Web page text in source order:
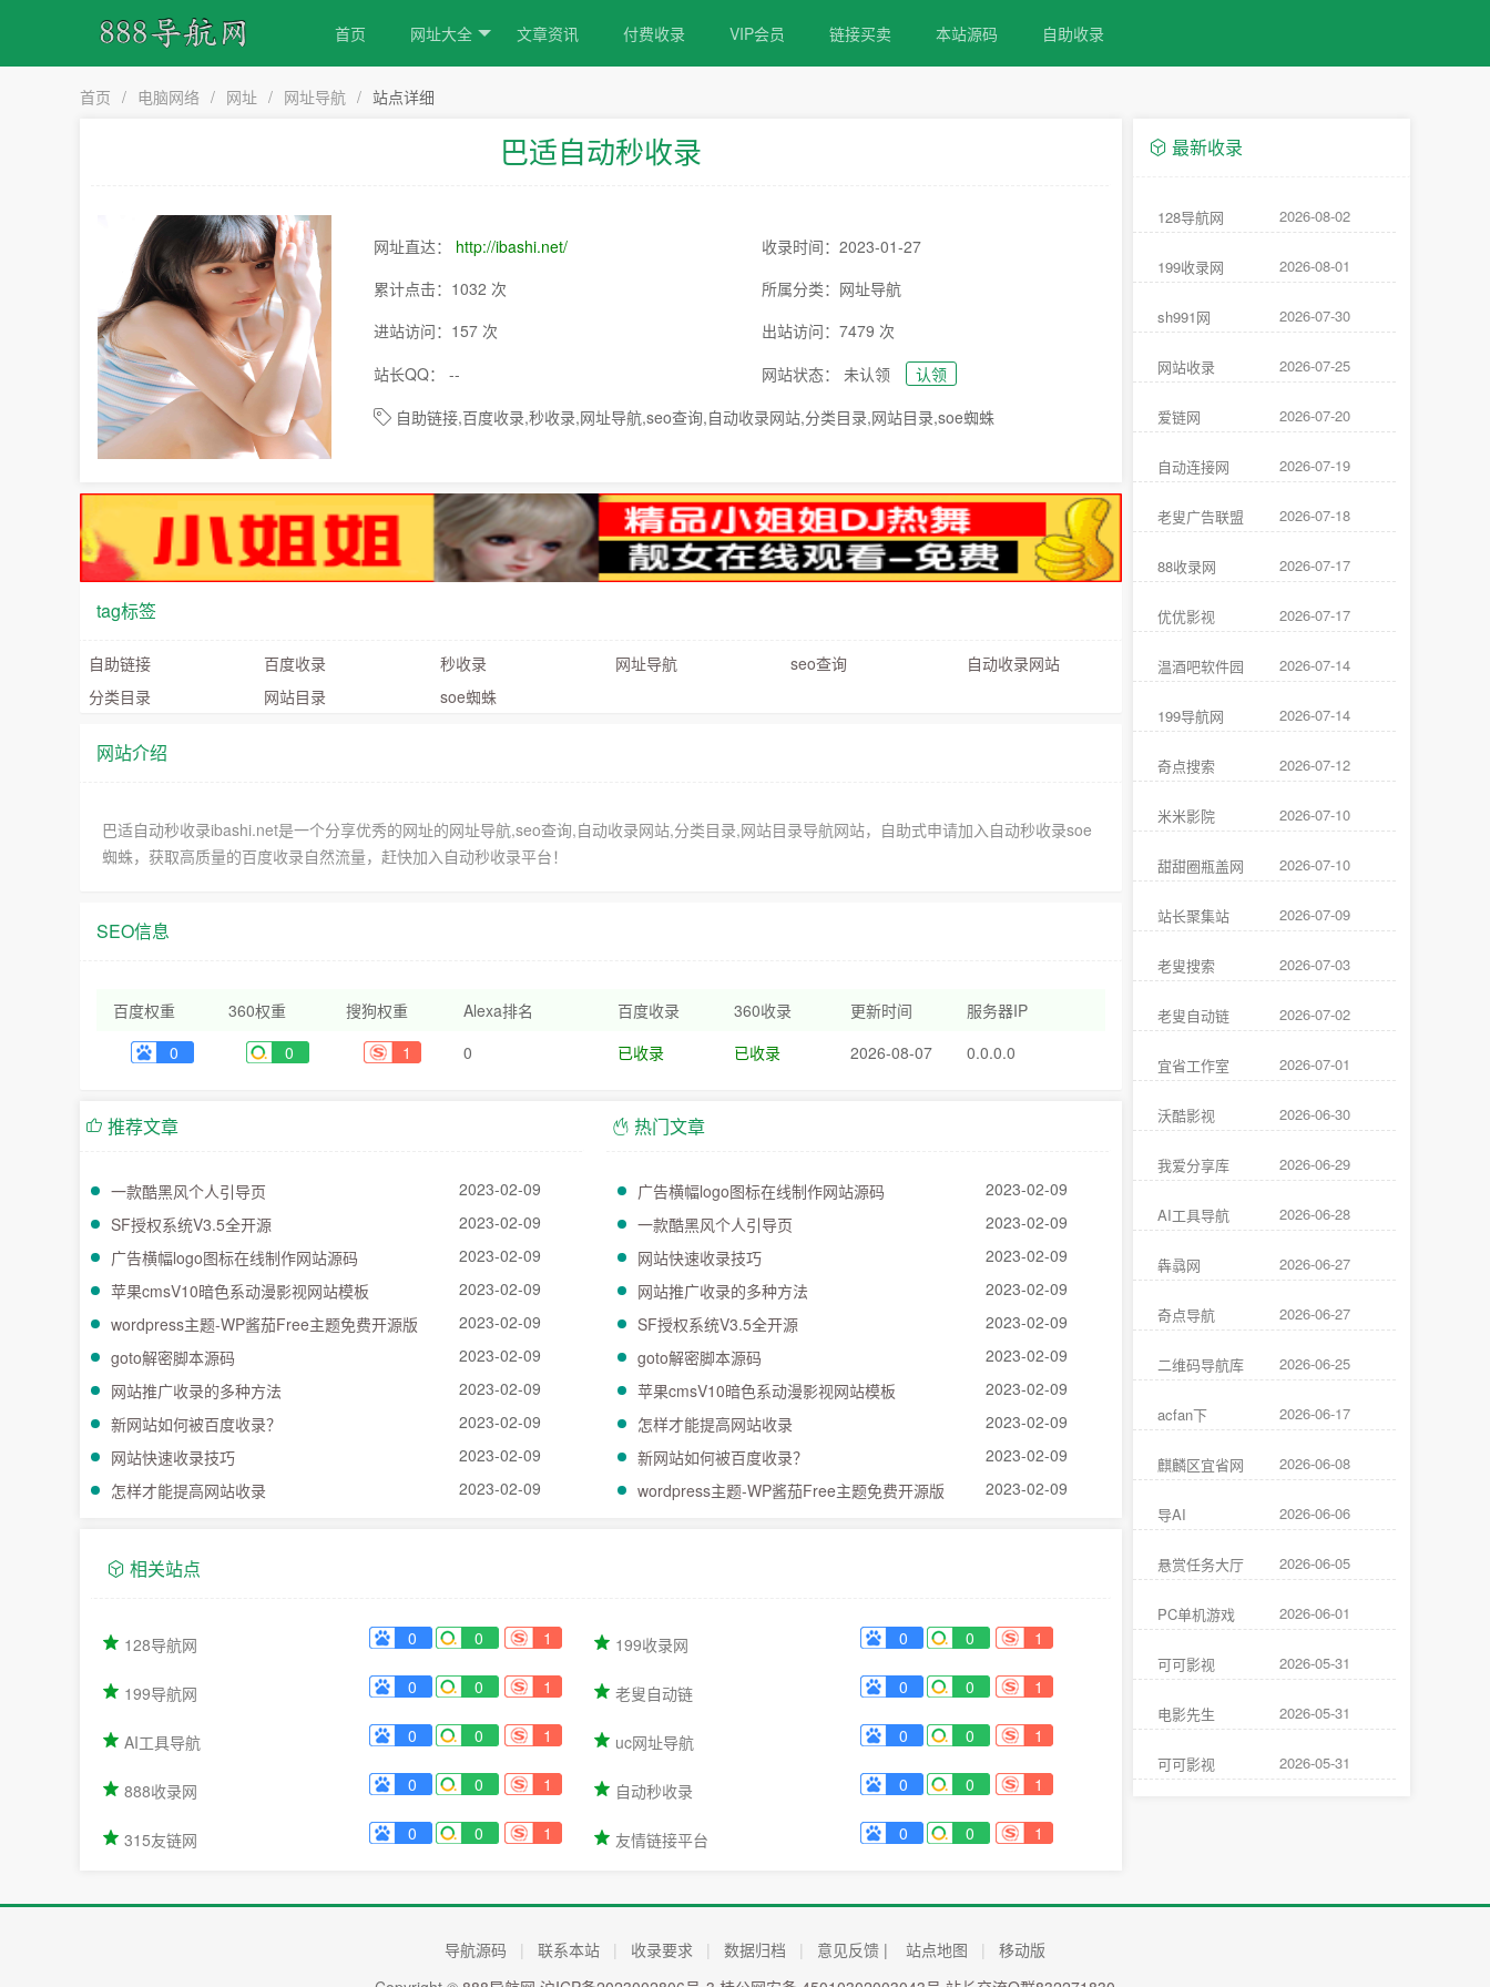
首页 网址大全 文章资讯 付费收录 VIP会员 链接买卖 本站源码 自助收录
首页 / 电脑网络 / 网址 / 网址导航 / 站点详细
巴适自动秒收录
网址直达： http://ibashi.net/
收录时间：2023-01-27
累计点击：1032 次
所属分类：网址导航
进站访问：157 次
出站访问：7479 次
站长QQ： --
网站状态： 未认领
认领
自助链接,百度收录,秒收录,网址导航,seo查询,自动收录网站,分类目录,网站目录,soe蜘蛛
tag标签
自助链接 百度收录 秒收录 网址导航 seo查询
自动收录网站
分类目录
网站目录 soe蜘蛛
网站介绍
巴适自动秒收录ibashi.net是一个分享优秀的网址的网址导航,seo查询,自动收录网站,分类目录,网站目录导航网站，自助式申请加入自动秒收录soe
蜘蛛，获取高质量的百度收录自然流量，赶快加入自动秒收录平台！
SEO信息
百度权重 360权重 搜狗权重 Alexa排名 百度收录 360收录 更新时间
服务器IP
0
0 1 0 已收录 已收录 2026-08-07 0.0.0.0
推荐文章
一款酷黑风个人引导页
2023-02-09
SF授权系统V3.5全开源
2023-02-09
广告横幅logo图标在线制作网站源码
2023-02-09
苹果cmsV10暗色系动漫影视网站模板
2023-02-09
wordpress主题-WP酱茄Free主题免费开源版
2023-02-09
goto解密脚本源码
2023-02-09
网站推广收录的多种方法
2023-02-09
新网站如何被百度收录？
2023-02-09
网站快速收录技巧
2023-02-09
怎样才能提高网站收录
2023-02-09
热门文章
广告横幅logo图标在线制作网站源码
2023-02-09
一款酷黑风个人引导页
2023-02-09
网站快速收录技巧
2023-02-09
网站推广收录的多种方法
2023-02-09
SF授权系统V3.5全开源
2023-02-09
goto解密脚本源码
2023-02-09
苹果cmsV10暗色系动漫影视网站模板
2023-02-09
怎样才能提高网站收录
2023-02-09
新网站如何被百度收录？
2023-02-09
wordpress主题-WP酱茄Free主题免费开源版
2023-02-09
相关站点
128导航网 1
0
0 199收录网 1
0
0
199导航网 1
0
0 老叟自动链 1
0
0
AI工具导航 1
0
0 uc网址导航 1
0
0
888收录网 1
0
0 自动秒收录 1
0
0
315友链网 1
0
0 友情链接平台 1
0
0
最新收录
128导航网 2026-08-02
199收录网 2026-08-01
sh991网 2026-07-30
网站收录 2026-07-25
爱链网 2026-07-20
自动连接网 2026-07-19
老叟广告联盟 2026-07-18
88收录网 2026-07-17
优优影视 2026-07-17
温酒吧软件园 2026-07-14
199导航网 2026-07-14
奇点搜索 2026-07-12
米米影院 2026-07-10
甜甜圈瓶盖网 2026-07-10
站长聚集站 2026-07-09
老叟搜索 2026-07-03
老叟自动链 2026-07-02
宜省工作室 2026-07-01
沃酷影视 2026-06-30
我爱分享库 2026-06-29
AI工具导航 2026-06-28
犇骉网 2026-06-27
奇点导航 2026-06-27
二维码导航库 2026-06-25
acfan下 2026-06-17
麒麟区宜省网 2026-06-08
导AI 2026-06-06
悬赏任务大厅 2026-06-05
PC单机游戏 2026-06-01
可可影视 2026-05-31
电影先生 2026-05-31
可可影视 2026-05-31
导航源码 | 联系本站 | 收录要求 | 数据归档 | 意见反馈 | 站点地图 |
移动版